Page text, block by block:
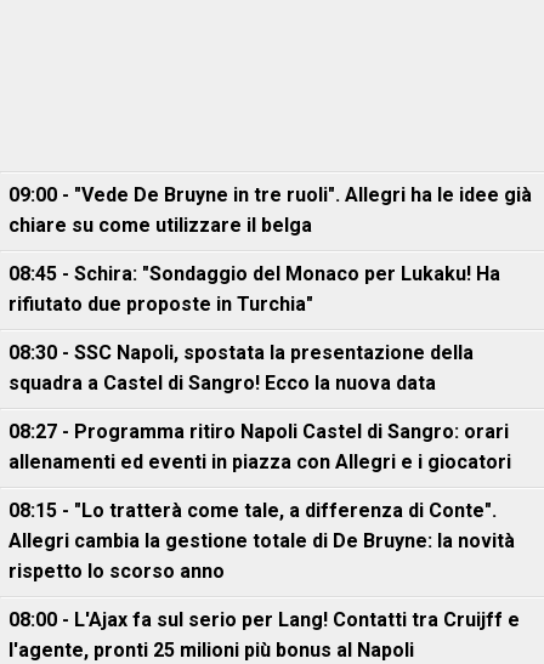
09:00 - "Vede De Bruyne in tre ruoli". Allegri ha le idee già
chiare su come utilizzare il belga
08:45 - Schira: "Sondaggio del Monaco per Lukaku! Ha
rifiutato due proposte in Turchia"
08:30 - SSC Napoli, spostata la presentazione della
squadra a Castel di Sangro! Ecco la nuova data
08:27 - Programma ritiro Napoli Castel di Sangro: orari
allenamenti ed eventi in piazza con Allegri e i giocatori
08:15 - "Lo tratterà come tale, a differenza di Conte".
Allegri cambia la gestione totale di De Bruyne: la novità
rispetto lo scorso anno
08:00 - L'Ajax fa sul serio per Lang! Contatti tra Cruijff e
l'agente, pronti 25 milioni più bonus al Napoli